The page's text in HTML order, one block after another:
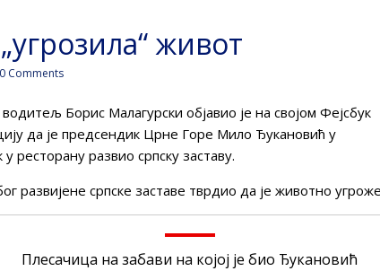
живот
0 Comments
Борис Малагурски објавио је на својом Фејсбук
да је предсендик Црне Горе Мило Ђукановић у
у ресторану развио српску заставу.
развијене српске заставе тврдио да је животно
Плесачица на забави на којој је био Ђукановић